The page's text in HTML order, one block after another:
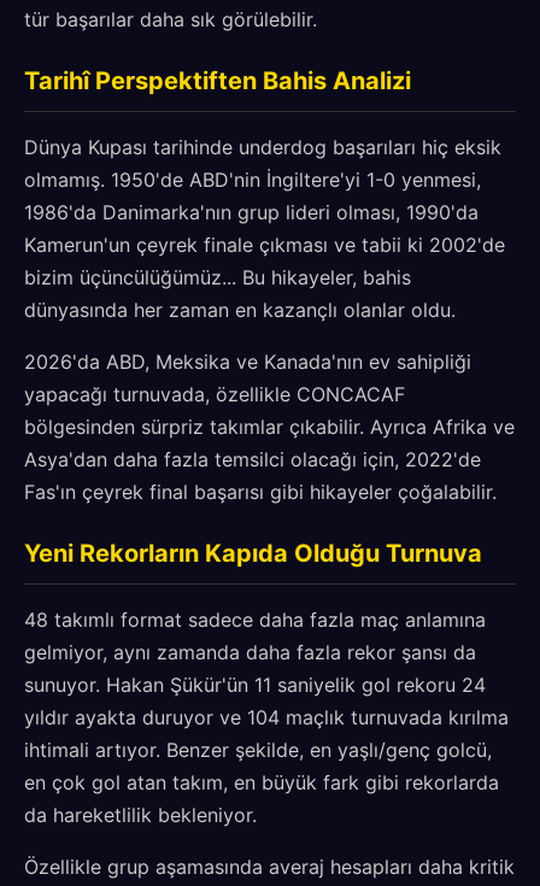
tür başarılar daha sık görülebilir.
Tarihî Perspektiften Bahis Analizi
Dünya Kupası tarihinde underdog başarıları hiç eksik
olmamış. 1950'de ABD'nin İngiltere'yi 1-0 yenmesi,
1986'da Danimarka'nın grup lideri olması, 1990'da
Kamerun'un çeyrek finale çıkması ve tabii ki 2002'de
bizim üçüncülüğümüz... Bu hikayeler, bahis
dünyasında her zaman en kazançlı olanlar oldu.
2026'da ABD, Meksika ve Kanada'nın ev sahipliği
yapacağı turnuvada, özellikle CONCACAF
bölgesinden sürpriz takımlar çıkabilir. Ayrıca Afrika ve
Asya'dan daha fazla temsilci olacağı için, 2022'de
Fas'ın çeyrek final başarısı gibi hikayeler çoğalabilir.
Yeni Rekorların Kapıda Olduğu Turnuva
48 takımlı format sadece daha fazla maç anlamına
gelmiyor, aynı zamanda daha fazla rekor şansı da
sunuyor. Hakan Şükür'ün 11 saniyelik gol rekoru 24
yıldır ayakta duruyor ve 104 maçlık turnuvada kırılma
ihtimali artıyor. Benzer şekilde, en yaşlı/genç golcü,
en çok gol atan takım, en büyük fark gibi rekorlarda
da hareketlilik bekleniyor.
Özellikle grup aşamasında averaj hesapları daha kritik